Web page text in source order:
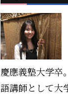
慶應義塾大学卒
語講師として大